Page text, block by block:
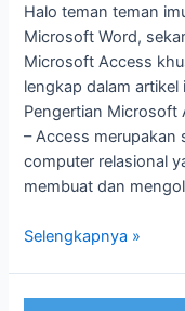
Halo teman teman
Microsoft Word,
Microsoft Access
lengkap dalam artikel
Pengertian Microsoft
– Access
computer relasional
membuat dan
Selengkapnya »